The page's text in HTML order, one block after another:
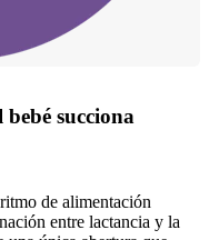
succiona
de alimentación
entre lactancia y la